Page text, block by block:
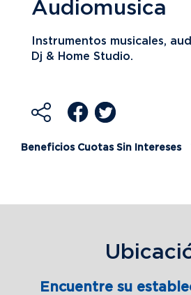
Audiomusica
Instrumentos musicales,
Dj & Home Studio.
Beneficios Cuotas Sin Intereses
Encuentre su